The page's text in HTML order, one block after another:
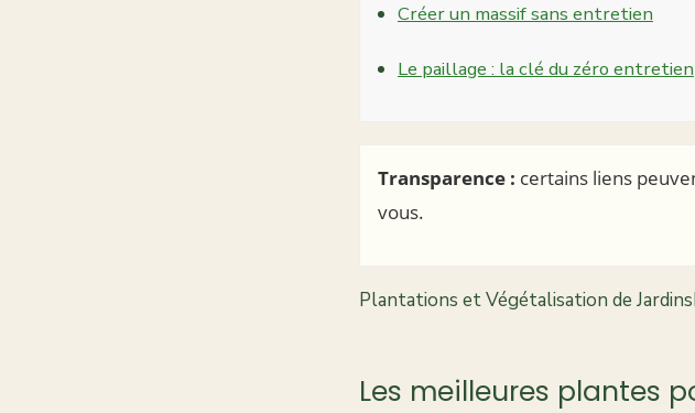
Créer un massif sans entretien
Le paillage : la clé du zéro entretien
Transparence : certains liens
vous.
Plantations et Végétalisation de Jardins
Les meilleures plantes